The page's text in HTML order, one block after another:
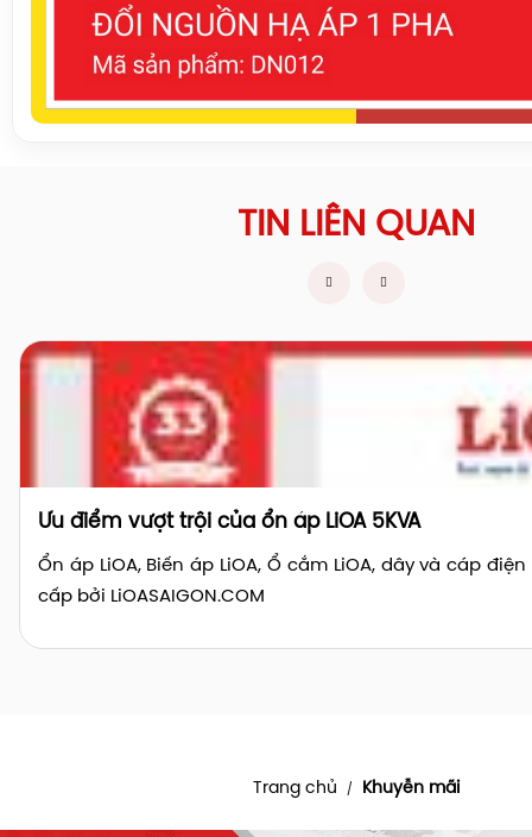
TIN LIÊN QUAN
Ưu điểm vượt trội của ổn áp LiOA 5KVA
Ổn áp LiOA, Biến áp LiOA, Ổ cắm LiOA, dây và cáp
cấp bởi LiOASAIGON.COM
Trang chủ / Khuyễn mãi